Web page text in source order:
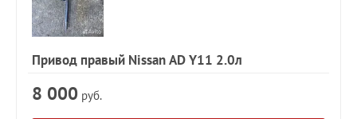
Привод правый Nissan AD Y11 2.0л
8 000 руб.